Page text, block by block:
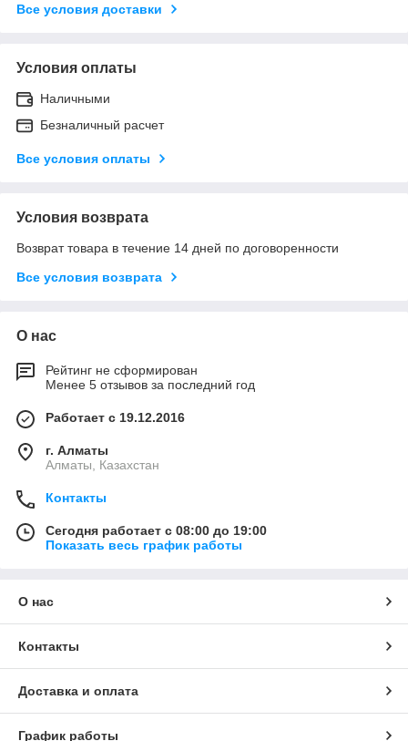
Все условия доставки
Условия оплаты
Наличными
Безналичный расчет
Все условия оплаты
Условия возврата
Возврат товара в течение 14 дней по договоренности
Все условия возврата
О нас
Рейтинг не сформирован
Менее 5 отзывов за последний год
Работает с 19.12.2016
г. Алматы
Алматы, Казахстан
Контакты
Сегодня работает с 08:00 до 19:00
Показать весь график работы
О нас
Контакты
Доставка и оплата
График работы